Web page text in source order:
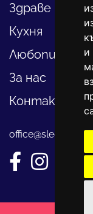
и
Здраве
Кухня
Любопитно
За нас
Контакти